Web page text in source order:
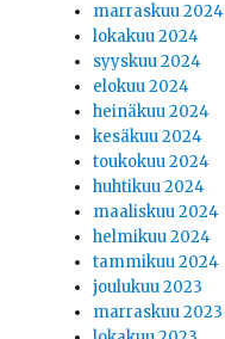
marraskuu 2024
lokakuu 2024
syyskuu 2024
elokuu 2024
heinäkuu 2024
kesäkuu 2024
toukokuu 2024
huhtikuu 2024
maaliskuu 2024
helmikuu 2024
tammikuu 2024
joulukuu 2023
marraskuu 2023